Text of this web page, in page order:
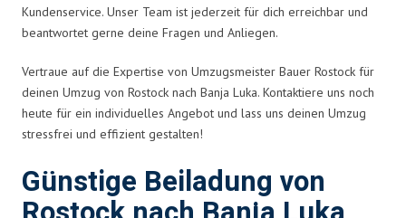
Kundenservice. Unser Team ist jederzeit für dich erreichbar und
beantwortet gerne deine Fragen und Anliegen.
Vertraue auf die Expertise von Umzugsmeister Bauer Rostock für
deinen Umzug von Rostock nach Banja Luka. Kontaktiere uns noch
heute für ein individuelles Angebot und lass uns deinen Umzug
stressfrei und effizient gestalten!
Günstige Beiladung von